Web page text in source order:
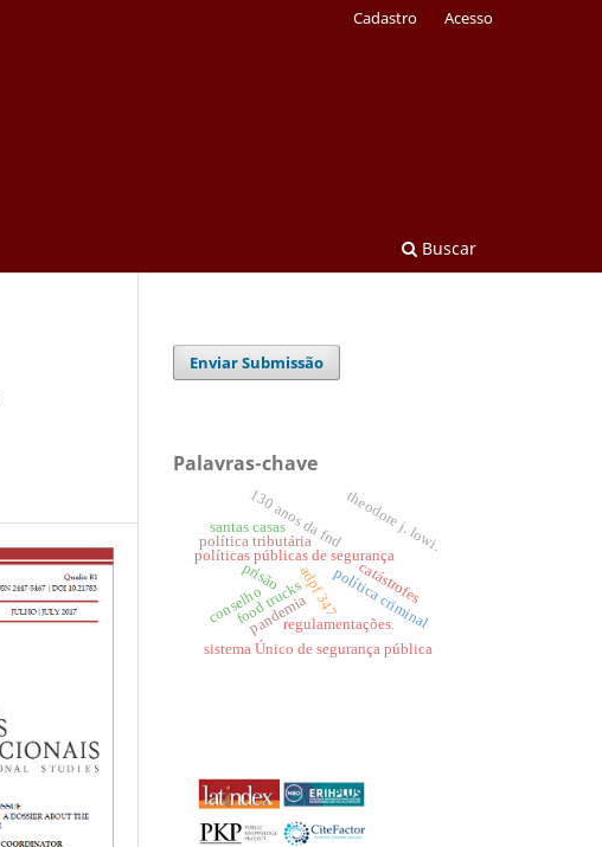
Buscar
Cadastro Acesso
Enviar Submissão
Palavras-chave
food trucks política criminal
políticas públicas de segurança
regulamentações.
catástrofes
conselho
130 anos da fnd
sistema Único de segurança pública
theodore j. lowi.
política tributária
adpf 347
prisão
pandemia
santas casas